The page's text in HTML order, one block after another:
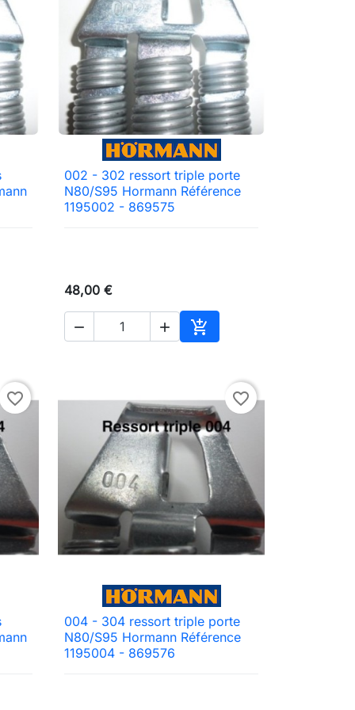
au panier
 Aperçu rapide
002 - 302 ressort triple porte
N80/S95 Hormann Référence
1195002 - 869575
48,00 €
  
Ajouter au panier
favorite_border favorite_border
 Aperçu rapide
004 - 304 ressort triple porte
N80/S95 Hormann Référence
1195004 - 869576